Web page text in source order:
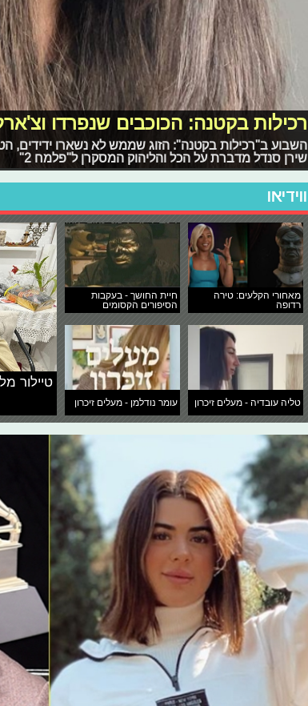
רכילות בקטנה: הכוכבים שנפרדו
השבוע ב"רכילות בקטנה": הזוג שממש לא נשארו ידידים,
שירן סנדל מדברת על הכל והליהוק המסקרן ל"פלמח 2"
ווידיאו
מאחורי הקלעים: טירה
רדופה
חיית החושך - בעקבות
הסיפורים הקסומים
טליה עובדיה - מעלים זיכרון עומר נודלמן - מעלים זיכרון
טיילור